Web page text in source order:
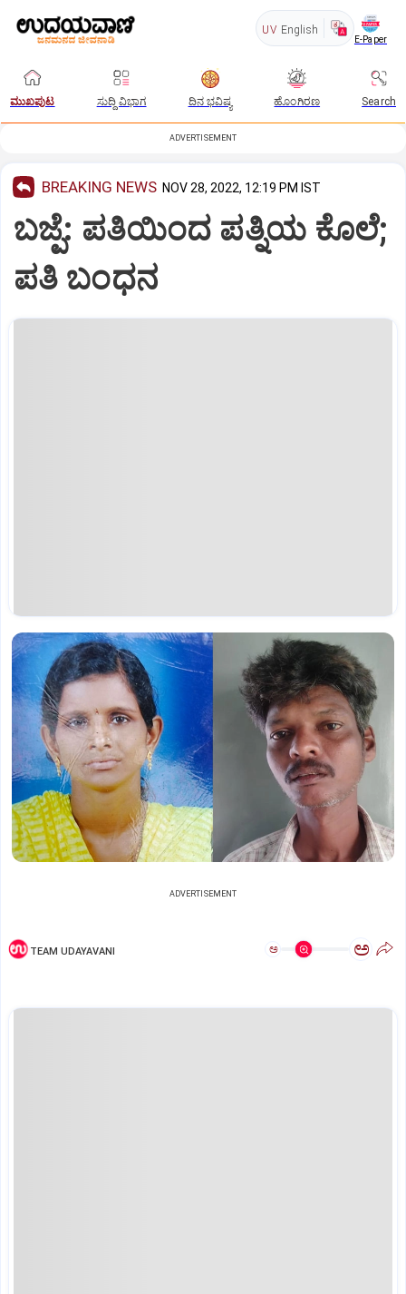
UV English
E-Paper
ಮುಖಪುಟ ಸುದ್ದಿ ವಿಭಾಗ ದಿನ ಭವಿಷ್ಯ ಹೊಂಗಿರಣ Search
ADVERTISEMENT
BREAKING NEWS NOV 28, 2022, 12:19 PM IST
ಬಜ್ಪೆ: ಪತಿಯಿಂದ ಪತ್ನಿಯ ಕೊಲೆ;
ಪತಿ ಬಂಧನ
ADVERTISEMENT
TEAM UDAYAVANI ಅ ಅ